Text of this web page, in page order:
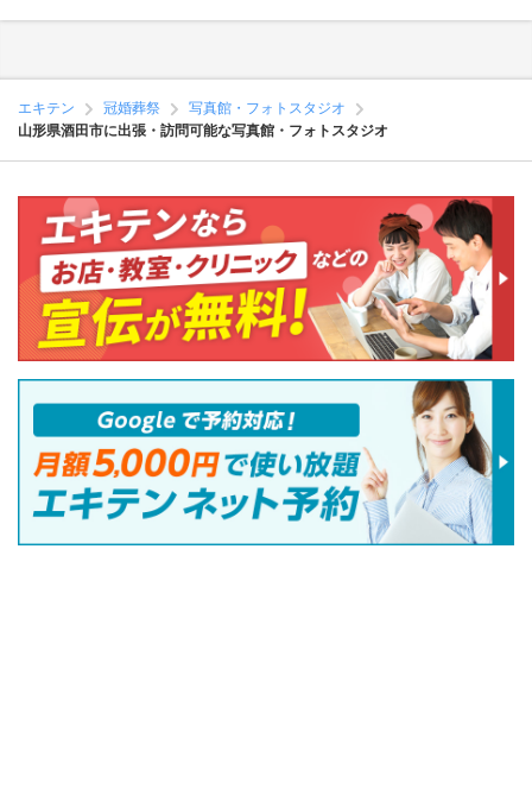
エキテン 冠婚葬祭
写真館・フォトスタジオ
山形県酒田市に出張・訪問可能な写真館・フォトスタジオ